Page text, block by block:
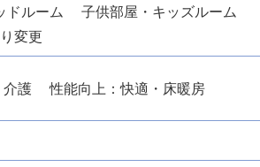
ドルーム
子供部屋・キッズルーム
変更
護 性能向上：快適・床暖房